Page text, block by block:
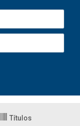
Títulos